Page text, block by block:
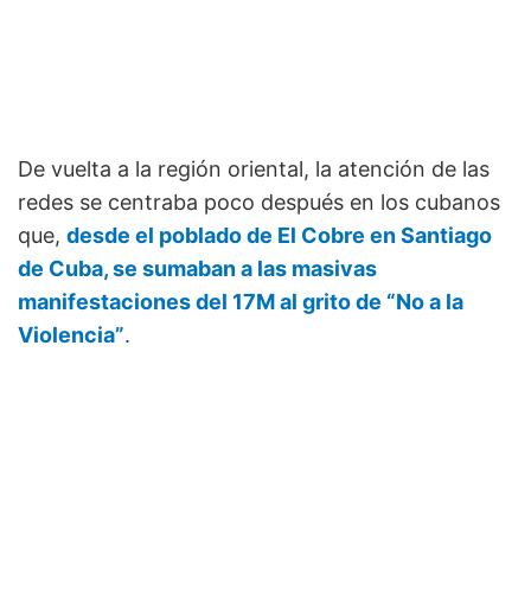
De vuelta a la región oriental, la atención de las
redes se centraba poco después en los cubanos
que, desde el poblado de El Cobre en Santiago
de Cuba, se sumaban a las masivas
manifestaciones del 17M al grito de “No a la
Violencia”.